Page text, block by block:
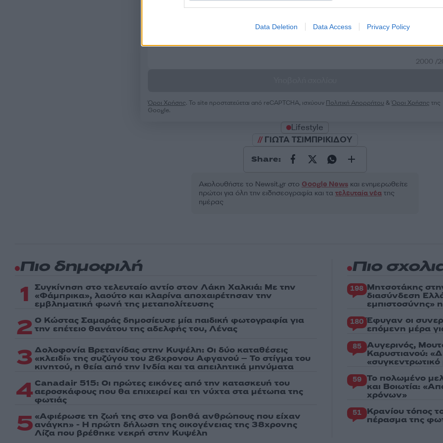
Data Deletion Data Access Privacy Policy
2000 /
Όροι Χρήσης. Το site προστατεύεται από reCAPTCHA, ισχύουν Πολιτική Απορρήτου &Όροι Χρήσης της
Google.
Lifestyle
ΓΙΩΤΑ ΤΣΙΜΠΡΙΚΙΔΟΥ
Share:
Ακολουθήστε το Νewsit.gr στο Google Newsκαι ενημερωθείτε
πρώτοι για όλη την ειδησεογραφία και τα τελευταία νέατης
ημέρας
Πιο δημοφιλή
1 Συγκίνηση στο τελευταίο αντίο στον Λάκη Χαλκιά: Με την
«Φάμπρικα», λαούτο και κλαρίνα αποχαιρέτησαν την
εμβληματική φωνή της μεταπολίτευσης
2 Ο Κώστας Σαμαράς δημοσίευσε μία παιδική φωτογραφία για
την επέτειο θανάτου της αδελφής του, Λένας
3 Δολοφονία Βρετανίδας στην Κυψέλη: Οι δύο καταθέσεις
«κλειδί» της συζύγου του 26χρονου Αφγανού – Το στίγμα του
κινητού, η θεία από την Ινδία και τα απειλητικά μηνύματα
4 Canadair 515: Οι πρώτες εικόνες από την κατασκευή του
αεροσκάφους που θα επιχειρεί και τη νύχτα στα μέτωπα της
φωτιάς
5 «Αφιέρωσε τη ζωή της στο να βοηθά ανθρώπους που είχαν
ανάγκη» - Η πρώτη δήλωση της οικογένειας της 38χρονης
Λίζα που βρέθηκε νεκρή στην Κυψέλη
Πιο
198 Μητσοτάκης
διασύνδεση
εμπιστοσύνης»
180 Έφυγαν οι
επόμενη μέρα
85 Αυγερινός,
Καρυστιανού:
59 Το πολωμένο
και Βοιωτία:
χρόνων»
51 Κρανίου τόπος
πέρασμα της